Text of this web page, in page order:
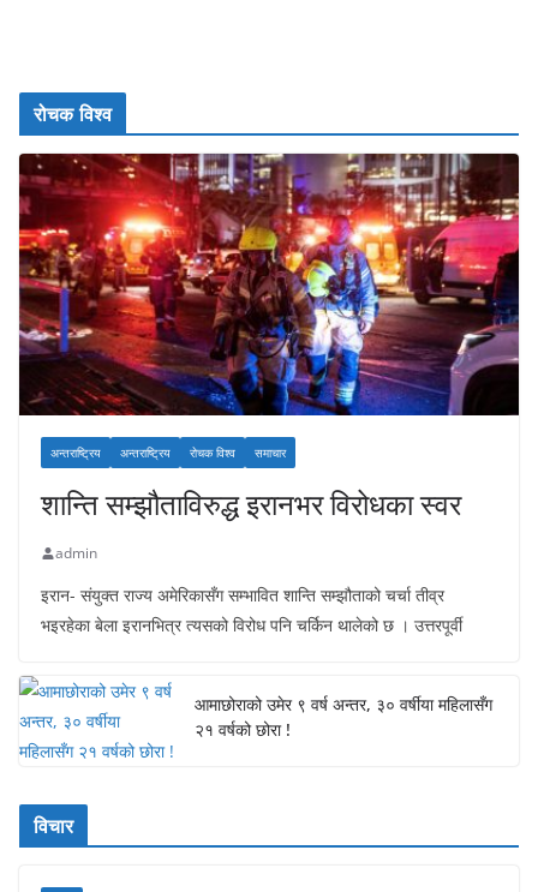
रोचक विश्व
अन्तराष्ट्रिय अन्तराष्ट्रिय रोचक विश्व समाचार
शान्ति सम्झौताविरुद्ध इरानभर विरोधका स्वर
admin
इरान- संयुक्त राज्य अमेरिकासँग सम्भावित शान्ति सम्झौताको चर्चा तीव्र
भइरहेका बेला इरानभित्र त्यसको विरोध पनि चर्किन थालेको छ । उत्तरपूर्वी
आमाछोराको उमेर ९ वर्ष अन्तर, ३० वर्षीया महिलासँग
२१ वर्षको छोरा !
विचार